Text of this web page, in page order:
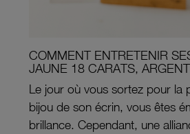
COMMENT ENTRETENIR
JAUNE 18 CARATS,
Le jour où vous sortez pour la
bijou de son écrin, vous êtes
brillance. Cependant, une